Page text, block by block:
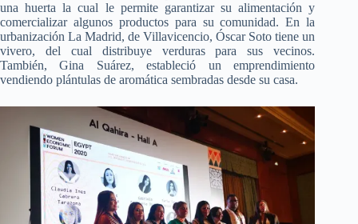
una huerta la cual le permite garantizar su alimentación y
comercializar algunos productos para su comunidad. En la
urbanización La Madrid, de Villavicencio, Óscar Soto tiene un
vivero, del cual distribuye verduras para sus vecinos.
También, Gina Suárez, estableció un emprendimiento
vendiendo plántulas de aromática sembradas desde su casa.